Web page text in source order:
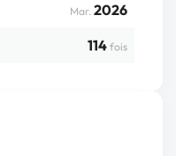
Mar. 2026
114 fois